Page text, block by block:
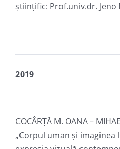
ştiinţific: Prof.univ.dr. Jeno
2019
COCÂRȚĂ M. OANA –
„Corpul uman și imaginea